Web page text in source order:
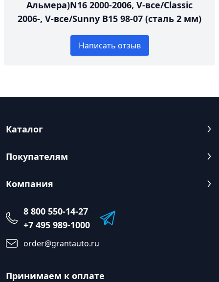
Альмера)N16 2000-2006, V-все/Classic
2006-, V-все/Sunny B15 98-07 (сталь 2 мм)
Написать отзыв
Каталог
Покупателям
Компания
8 800 550-14-27
+7 495 989-1000
order@grantauto.ru
Принимаем к оплате